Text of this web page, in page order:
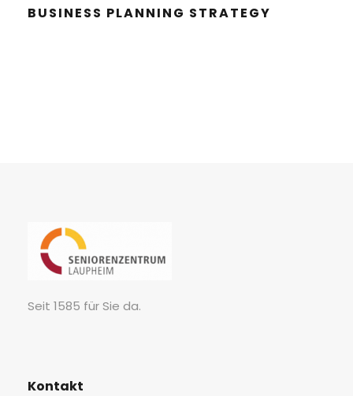
BUSI­NESS PLAN­NING STRATEGY
Seit 1585 für Sie da.
Kon­takt